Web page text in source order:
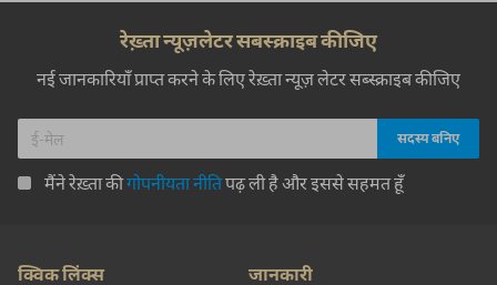
रेख़्ता न्यूज़लेटर सबस्क्राइब कीजिए
नई जानकारियाँ प्राप्त करने के लिए रेख़्ता न्यूज़ लेटर सब्स्क्राइब कीजिए
मैंने रेख़्ता कीगोपनीयता नीतिपढ़ ली है और इससे सहमत हूँ
क्विक लिंक्स जानकारी